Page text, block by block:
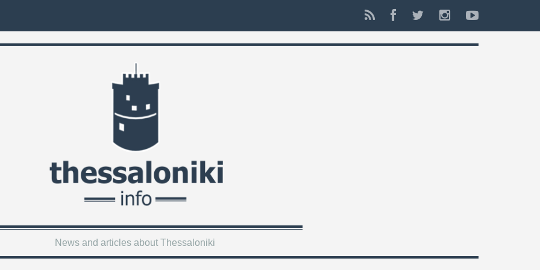
News and articles about Thessaloniki